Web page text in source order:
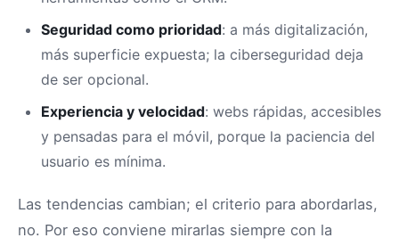
Seguridad como prioridad: a más digitalización,
más superficie expuesta; la ciberseguridad deja
de ser opcional.
Experiencia y velocidad: webs rápidas, accesibles
y pensadas para el móvil, porque la paciencia del
usuario es mínima.
Las tendencias cambian; el criterio para abordarlas,
no. Por eso conviene mirarlas siempre con la